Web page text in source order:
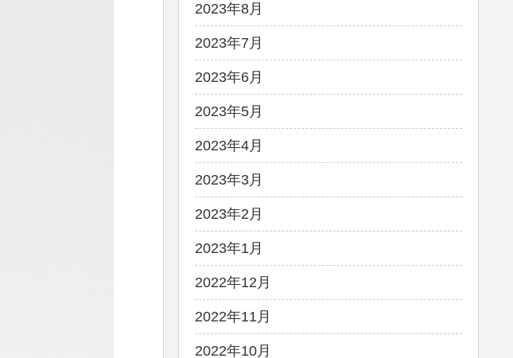
2023年8月
2023年7月
2023年6月
2023年5月
2023年4月
2023年3月
2023年2月
2023年1月
2022年12月
2022年11月
2022年10月